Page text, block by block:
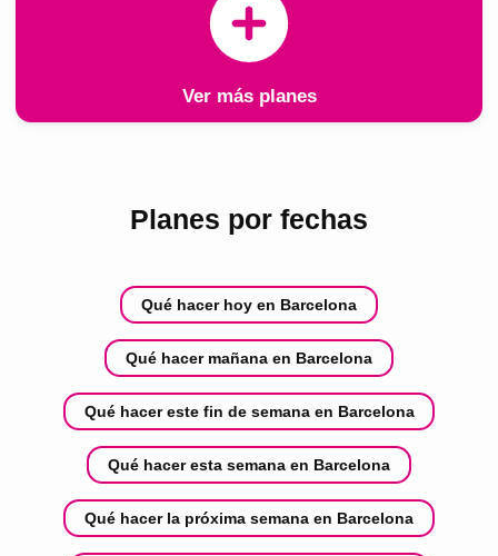
Ver más planes
Planes por fechas
Qué hacer hoy en Barcelona
Qué hacer mañana en Barcelona
Qué hacer este fin de semana en Barcelona
Qué hacer esta semana en Barcelona
Qué hacer la próxima semana en Barcelona